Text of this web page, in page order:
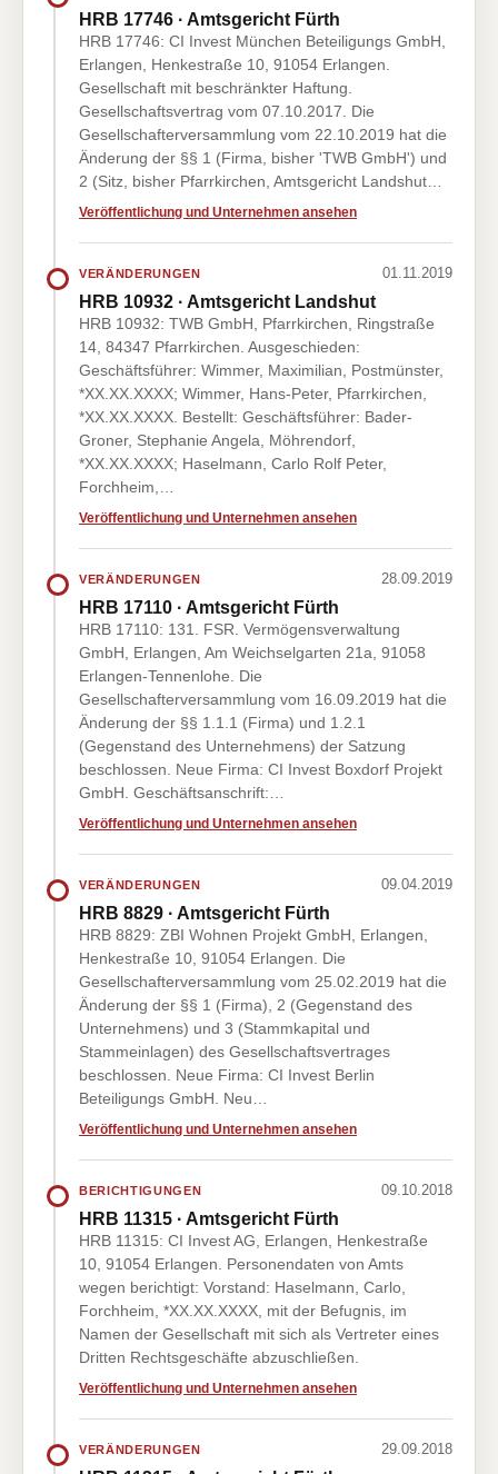
HRB 17746 · Amtsgericht Fürth
HRB 17746: CI Invest München Beteiligungs GmbH,
Erlangen, Henkestraße 10, 91054 Erlangen.
Gesellschaft mit beschränkter Haftung.
Gesellschaftsvertrag vom 07.10.2017. Die
Gesellschafterversammlung vom 22.10.2019 hat die
Änderung der §§ 1 (Firma, bisher 'TWB GmbH') und
2 (Sitz, bisher Pfarrkirchen, Amtsgericht Landshut…
Veröffentlichung und Unternehmen ansehen
VERÄNDERUNGEN 01.11.2019
HRB 10932 · Amtsgericht Landshut
HRB 10932: TWB GmbH, Pfarrkirchen, Ringstraße
14, 84347 Pfarrkirchen. Ausgeschieden:
Geschäftsführer: Wimmer, Maximilian, Postmünster,
*XX.XX.XXXX; Wimmer, Hans-Peter, Pfarrkirchen,
*XX.XX.XXXX. Bestellt: Geschäftsführer: Bader-
Groner, Stephanie Angela, Möhrendorf,
*XX.XX.XXXX; Haselmann, Carlo Rolf Peter,
Forchheim,…
Veröffentlichung und Unternehmen ansehen
VERÄNDERUNGEN 28.09.2019
HRB 17110 · Amtsgericht Fürth
HRB 17110: 131. FSR. Vermögensverwaltung
GmbH, Erlangen, Am Weichselgarten 21a, 91058
Erlangen-Tennenlohe. Die
Gesellschafterversammlung vom 16.09.2019 hat die
Änderung der §§ 1.1.1 (Firma) und 1.2.1
(Gegenstand des Unternehmens) der Satzung
beschlossen. Neue Firma: CI Invest Boxdorf Projekt
GmbH. Geschäftsanschrift:…
Veröffentlichung und Unternehmen ansehen
VERÄNDERUNGEN 09.04.2019
HRB 8829 · Amtsgericht Fürth
HRB 8829: ZBI Wohnen Projekt GmbH, Erlangen,
Henkestraße 10, 91054 Erlangen. Die
Gesellschafterversammlung vom 25.02.2019 hat die
Änderung der §§ 1 (Firma), 2 (Gegenstand des
Unternehmens) und 3 (Stammkapital und
Stammeinlagen) des Gesellschaftsvertrages
beschlossen. Neue Firma: CI Invest Berlin
Beteiligungs GmbH. Neu…
Veröffentlichung und Unternehmen ansehen
BERICHTIGUNGEN 09.10.2018
HRB 11315 · Amtsgericht Fürth
HRB 11315: CI Invest AG, Erlangen, Henkestraße
10, 91054 Erlangen. Personendaten von Amts
wegen berichtigt: Vorstand: Haselmann, Carlo,
Forchheim, *XX.XX.XXXX, mit der Befugnis, im
Namen der Gesellschaft mit sich als Vertreter eines
Dritten Rechtsgeschäfte abzuschließen.
Veröffentlichung und Unternehmen ansehen
VERÄNDERUNGEN 29.09.2018